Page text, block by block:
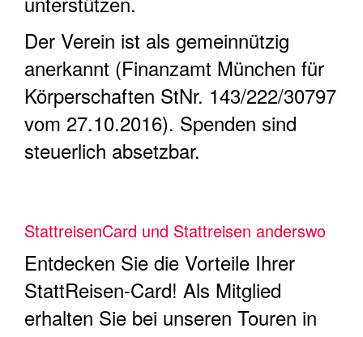
Der Verein ist als gemeinnützig
anerkannt (Finanzamt München für
Körperschaften StNr. 143/222/30797
vom 27.10.2016). Spenden sind
steuerlich absetzbar.
StattreisenCard und Stattreisen anderswo
Entdecken Sie die Vorteile Ihrer
StattReisen-Card! Als Mitglied
erhalten Sie bei unseren Touren in